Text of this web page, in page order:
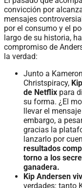
convicción por
mensajes
por el consumo y el
largo de su historia,
compromiso de
la verdad:
Junto a
Christspiracy,
de Netflix para
su forma. ¿El
llevar el
embargo, a
gracias la
lanzarlo por
resultados
torno a los
ganadera.
Kip Andersen
verdades: tanto